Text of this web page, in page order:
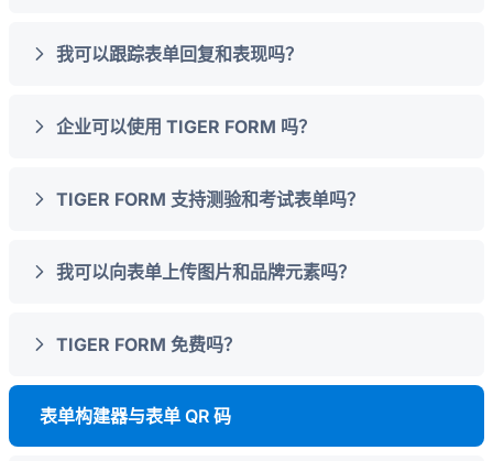
我可以跟踪表单回复和表现吗？
企业可以使用 TIGER FORM 吗？
TIGER FORM 支持测验和考试表单吗？
我可以向表单上传图片和品牌元素吗？
TIGER FORM 免费吗？
表单构建器与表单 QR 码